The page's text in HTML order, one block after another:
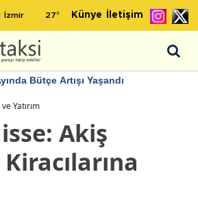
27° Künye İletişim
Bütçe Artışı Yaşandı
Yatırım
Akiş
Kiracılarına